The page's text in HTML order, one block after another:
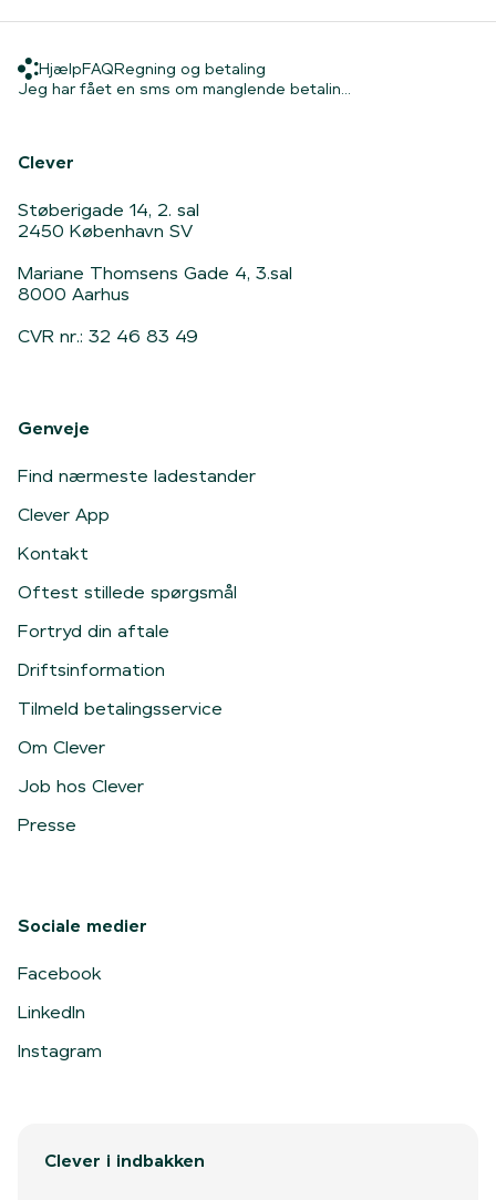
Hjem
HjælpHjælp
FAQFAQ
Regning og betaling
Jeg har fået en sms om manglende betalin...
Clever
Støberigade 14, 2. sal
2450 København SV
Mariane Thomsens Gade 4, 3.sal
8000 Aarhus
CVR nr.: 32 46 83 49
Genveje
Find nærmeste ladestander
Clever App
Kontakt
Oftest stillede spørgsmål
Fortryd din aftale
Driftsinformation
Tilmeld betalingsservice
Om Clever
Job hos Clever
Presse
Sociale medier
Facebook
LinkedIn
Instagram
Clever i indbakken